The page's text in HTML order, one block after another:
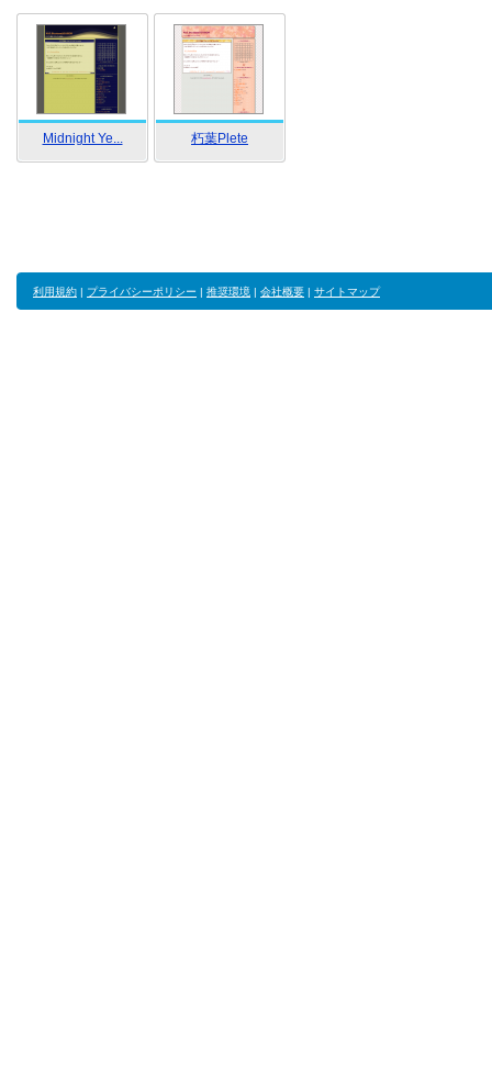
Midnight Ye... 朽葉Plete
利用規約 | プライバシーポリシー | 推奨環境 | 会社概要 | サイトマップ